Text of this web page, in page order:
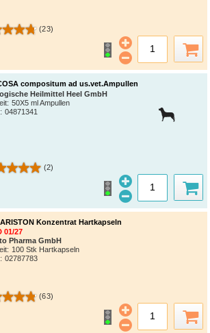
(23)
compositum ad us.vet.Ampullen
Heilmittel Heel GmbH
50X5 ml Ampullen
: 04871341
(2)
Konzentrat Hartkapseln
01/27
Pharma GmbH
100 Stk Hartkapseln
: 02787783
(63)